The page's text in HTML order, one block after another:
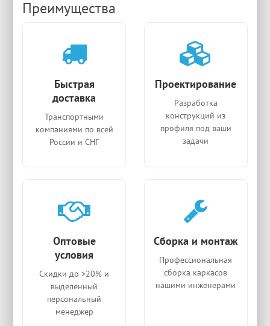
Преимущества
Быстрая
доставка
Транспортными
компаниями по всей
России и СНГ
Проектирование
Разработка
конструкций из
профиля под ваши
задачи
Оптовые
условия
Скидки до >20% и
выделенный
персональный
менеджер
Сборка и монтаж
Профессиональная
сборка каркасов
нашими инженерами